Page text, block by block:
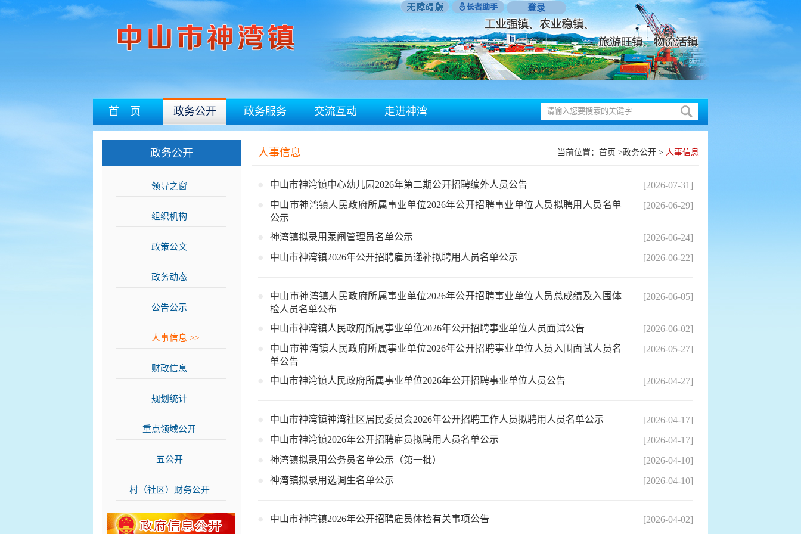
登录
首 页 政务公开 政务服务 交流互动 走进神湾
政务公开
领导之窗
组织机构
政策公文
政务动态
公告公示
人事信息 >>
财政信息
规划统计
重点领域公开
五公开
村（社区）财务公开
人事信息 当前位置： 首页 >政务公开 > 人事信息
中山市神湾镇中心幼儿园2026年第二期公开招聘编外人员公告
[2026-07-31]
中山市神湾镇人民政府所属事业单位2026年公开招聘事业单位人员拟聘用人员名单
公示
[2026-06-29]
神湾镇拟录用泵闸管理员名单公示
[2026-06-24]
中山市神湾镇2026年公开招聘雇员递补拟聘用人员名单公示
[2026-06-22]
中山市神湾镇人民政府所属事业单位2026年公开招聘事业单位人员总成绩及入围体
检人员名单公布
[2026-06-05]
中山市神湾镇人民政府所属事业单位2026年公开招聘事业单位人员面试公告
[2026-06-02]
中山市神湾镇人民政府所属事业单位2026年公开招聘事业单位人员入围面试人员名
单公告
[2026-05-27]
中山市神湾镇人民政府所属事业单位2026年公开招聘事业单位人员公告 [2026-04-27]
中山市神湾镇神湾社区居民委员会2026年公开招聘工作人员拟聘用人员名单公示
[2026-04-17]
中山市神湾镇2026年公开招聘雇员拟聘用人员名单公示
[2026-04-17]
神湾镇拟录用公务员名单公示（第一批）
[2026-04-10]
神湾镇拟录用选调生名单公示
[2026-04-10]
中山市神湾镇2026年公开招聘雇员体检有关事项公告 [2026-04-02]